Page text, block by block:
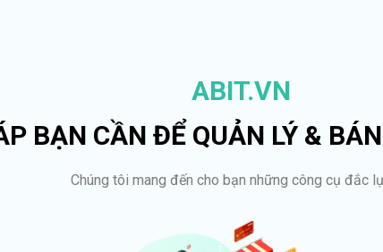
ABIT.VN
BẠN CẦN ĐỂ QUẢN LÝ &
Chúng tôi mang đến cho bạn những công cụ đắc